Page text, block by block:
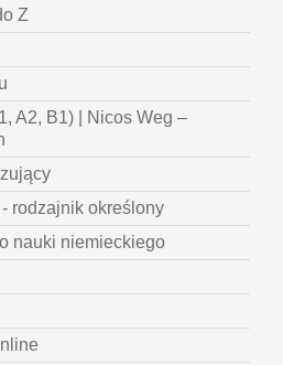
Z
A2, B1) | Nicos Weg –
rodzajnik określony
nauki niemieckiego